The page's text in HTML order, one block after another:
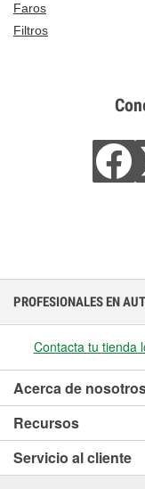
Faros
Filtros
PROFESIONALES EN
Contacta tu tienda
Acerca de
Recursos
Servicio al cliente